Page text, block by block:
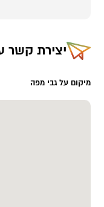
יצירת קשר
מיקום על גבי מפה